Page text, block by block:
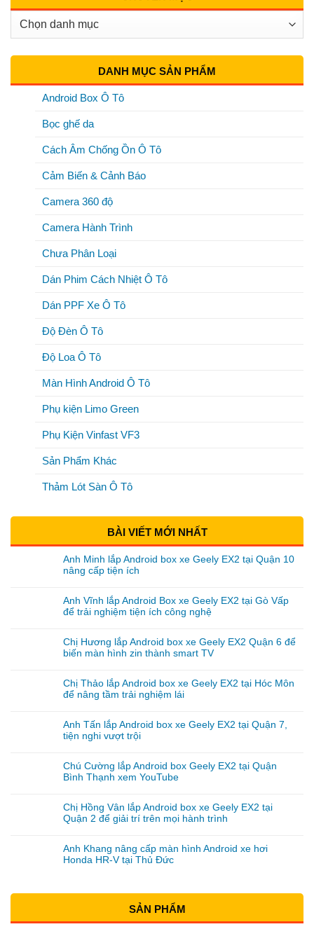
Chuyên
DANH MỤC SẢN PHẨM
Android Box Ô Tô
Bọc ghế da
Cách Âm Chống Ồn Ô Tô
Cảm Biến & Cảnh Báo
Camera 360 độ
Camera Hành Trình
Chưa Phân Loại
Dán Phim Cách Nhiệt Ô Tô
Dán PPF Xe Ô Tô
Độ Đèn Ô Tô
Độ Loa Ô Tô
Màn Hình Android Ô Tô
Phụ kiện Limo Green
Phụ Kiện Vinfast VF3
Sản Phẩm Khác
Thảm Lót Sàn Ô Tô
BÀI VIẾT MỚI NHẤT
Anh Minh lắp Android box xe Geely EX2 tại Quận 10
nâng cấp tiện ích
Anh Vĩnh lắp Android Box xe Geely EX2 tại Gò Vấp
để trải nghiệm tiện ích công nghệ
Chị Hương lắp Android box xe Geely EX2 Quận 6 để
biến màn hình zin thành smart TV
Chị Thảo lắp Android box xe Geely EX2 tại Hóc Môn
để nâng tầm trải nghiệm lái
Anh Tấn lắp Android box xe Geely EX2 tại Quận 7,
tiện nghi vượt trội
Chú Cường lắp Android box Geely EX2 tại Quận
Bình Thạnh xem YouTube
Chị Hồng Vân lắp Android box xe Geely EX2 tại
Quận 2 để giải trí trên mọi hành trình
Anh Khang nâng cấp màn hình Android xe hơi
Honda HR-V tại Thủ Đức
SẢN PHẨM